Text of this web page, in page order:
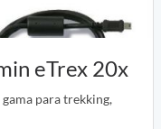
eTrex 20x
para trekking,